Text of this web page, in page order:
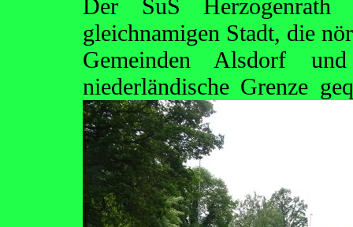
Der SuS
gleichnamigen Stadt, die
Gemeinden Alsdorf
niederländische Grenze